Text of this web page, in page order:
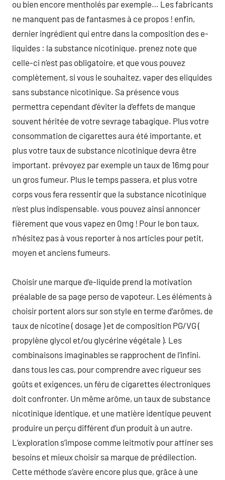
ou bien encore mentholés par exemple… Les fabricants
ne manquent pas de fantasmes à ce propos ! enfin,
dernier ingrédient qui entre dans la composition des e-
liquides : la substance nicotinique. prenez note que
celle-ci n’est pas obligatoire, et que vous pouvez
complètement, si vous le souhaitez, vaper des eliquides
sans substance nicotinique. Sa présence vous
permettra cependant d’éviter la d’effets de manque
souvent héritée de votre sevrage tabagique. Plus votre
consommation de cigarettes aura été importante, et
plus votre taux de substance nicotinique devra être
important. prévoyez par exemple un taux de 16mg pour
un gros fumeur. Plus le temps passera, et plus votre
corps vous fera ressentir que la substance nicotinique
n’est plus indispensable. vous pouvez ainsi annoncer
fièrement que vous vapez en 0mg ! Pour le bon taux,
n’hésitez pas à vous reporter à nos articles pour petit,
moyen et anciens fumeurs.
Choisir une marque d’e-liquide prend la motivation
préalable de sa page perso de vapoteur. Les éléments à
choisir portent alors sur son style en terme d’arômes, de
taux de nicotine ( dosage ) et de composition PG/VG (
propylène glycol et/ou glycérine végétale ). Les
combinaisons imaginables se rapprochent de l’infini.
dans tous les cas, pour comprendre avec rigueur ses
goûts et exigences, un féru de cigarettes électroniques
doit confronter. Un même arôme, un taux de substance
nicotinique identique, et une matière identique peuvent
produire un perçu différent d’un produit à un autre.
L’exploration s’impose comme leitmotiv pour affiner ses
besoins et mieux choisir sa marque de prédilection.
Cette méthode s’avère encore plus que, grâce à une